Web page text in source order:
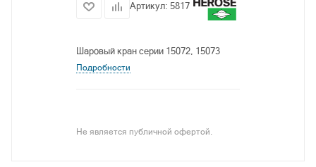
Артикул: 5817
Шаровый кран серии 15072, 15073
Подробности
Не является публичной офертой.